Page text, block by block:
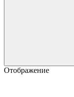
Отображение